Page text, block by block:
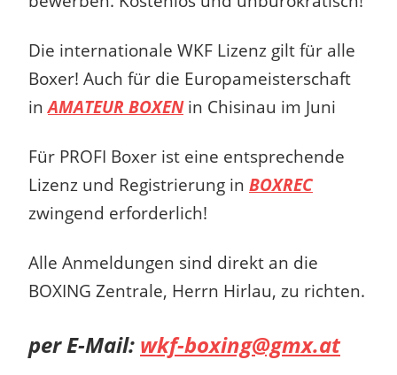
Die internationale WKF Lizenz gilt für alle
Boxer! Auch für die Europameisterschaft
inAMATEUR BOXENin Chisinau im Juni
Für PROFI Boxer ist eine entsprechende
Lizenz und Registrierung in BOXREC
zwingend erforderlich!
Alle Anmeldungen sind direkt an die
BOXING Zentrale, Herrn Hirlau, zu richten.
per E-Mail: wkf-boxing@gmx.at